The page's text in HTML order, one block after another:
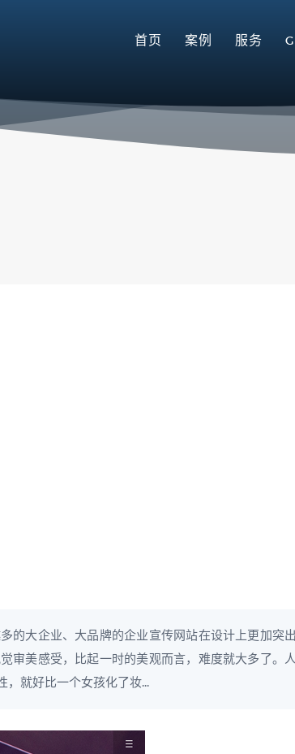
首页 案例 服务
的大企业、大品牌的企业宣传网站在设计上更加突
审美感受，比起一时的美观而言，难度就大多了。
，就好比一个女孩化了妆...